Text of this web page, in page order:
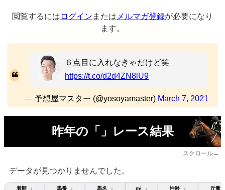
閲覧するには ログイン または メルマガ登録が必要になり
ます。
６点目に入れなきゃだけど笑
https://t.co/d2d4ZN8lU9
— 予想屋マスター (@yosoyamaster) March 7, 2021
昨年の「」レース結果
スクロール→
データが見つかりませんでした。
着順 ↕ 馬番 ↕ 馬名 ↕ mi ↕ 性齢 ↕ 斤量